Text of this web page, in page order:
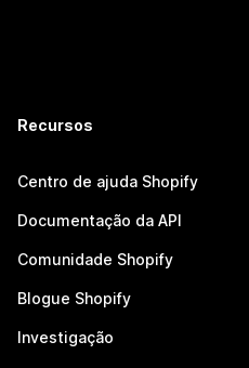
Recursos
Centro de ajuda Shopify
Documentação da API
Comunidade Shopify
Blogue Shopify
Investigação